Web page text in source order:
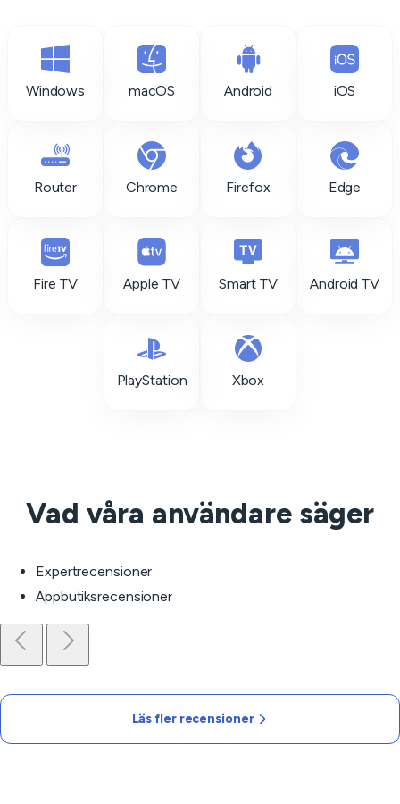
Windows macOS Android iOS
Router Chrome Firefox Edge
Fire TV Apple TV Smart TV Android TV
PlayStation Xbox
Vad våra användare säger
Expertrecensioner
Appbutiksrecensioner
Läs fler recensioner